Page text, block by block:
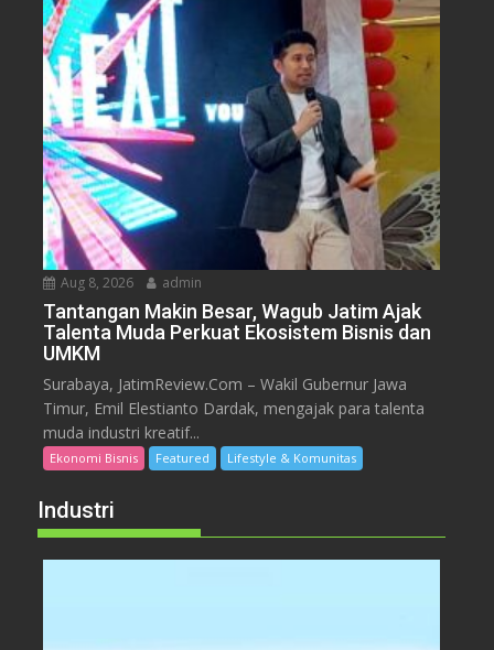
Aug 8, 2026 admin
Tantangan Makin Besar, Wagub Jatim Ajak
Talenta Muda Perkuat Ekosistem Bisnis dan
UMKM
Surabaya, JatimReview.Com – Wakil Gubernur Jawa
Timur, Emil Elestianto Dardak, mengajak para talenta
muda industri kreatif...
Ekonomi Bisnis Featured Lifestyle & Komunitas
Industri